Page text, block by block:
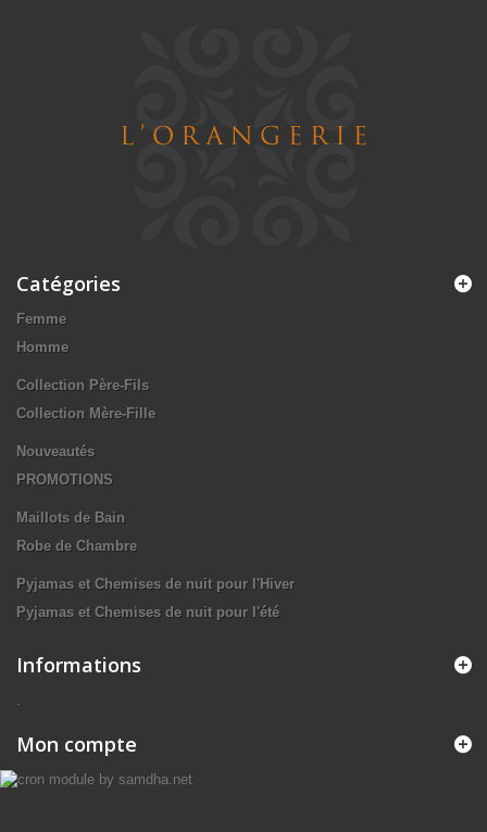
Catégories
Femme
Homme
Collection Père-Fils
Collection Mère-Fille
Nouveautés
PROMOTIONS
Maillots de Bain
Robe de Chambre
Pyjamas et Chemises de nuit pour l'Hiver
Pyjamas et Chemises de nuit pour l'été
Informations
Mon compte